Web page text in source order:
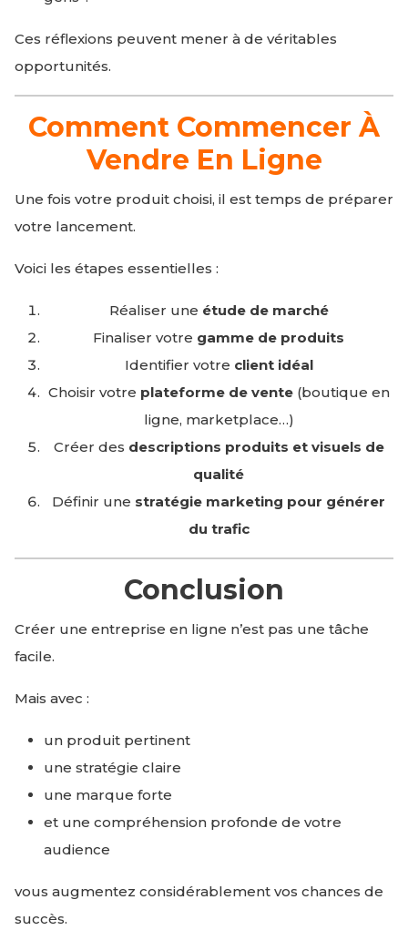
Ces réflexions peuvent mener à de véritables
opportunités.
Comment Commencer À
Vendre En Ligne
Une fois votre produit choisi, il est temps de préparer
votre lancement.
Voici les étapes essentielles :
Réaliser une étude de marché
Finaliser votre gamme de produits
Identifier votre client idéal
Choisir votre plateforme de vente(boutique en
ligne, marketplace…)
Créer des descriptions produits et visuels de
qualité
Définir une stratégie marketing pour générer
du trafic
Conclusion
Créer une entreprise en ligne n’est pas une tâche
facile.
Mais avec :
un produit pertinent
une stratégie claire
une marque forte
et une compréhension profonde de votre
audience
vous augmentez considérablement vos chances de
succès.